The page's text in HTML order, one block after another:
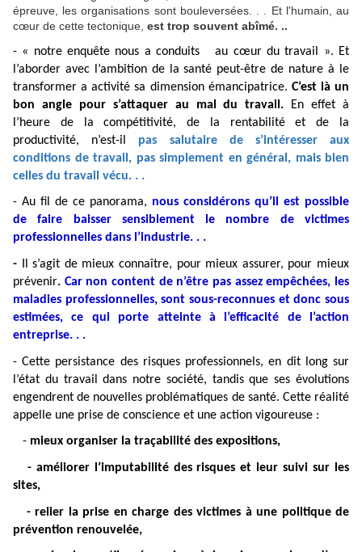
épreuve, les organisations sont bouleversées. . . Et l'humain, au
cœur de cette tectonique, est trop souvent abîmé. ..
- « notre enquête nous a conduits au cœur du travail ». Et
l’aborder avec l’ambition de la santé peut-être de nature à le
transformer a activité sa dimension émancipatrice. C’est là un
bon angle pour s’attaquer au mal du travail.
En effet à
l’heure de la compétitivité, de la rentabilité et de la
productivité, n’est-il
pas salutaire de s’intéresser aux
conditions de travail, pas simplement en général, mais bien
celles du travail vécu. . .
- Au fil de ce panorama, nous considérons qu’il est possible
de faire baisser sensiblement le nombre de victimes
professionnelles dans l’industrie. . .
- Il s’agit de mieux connaître, pour mieux assurer, pour mieux
prévenir. Car non content de n’être pas assez empêchées, les
maladies professionnelles, sont sous-reconnues et donc sous
estimées, ce qui porte atteinte à l’efficacité de l’action
entreprise. . .
- Cette persistance des risques professionnels, en dit long sur
l’état du travail dans notre société, tandis que ses évolutions
engendrent de nouvelles problématiques de santé. Cette réalité
appelle une prise de conscience et une action vigoureuse :
- mieux organiser la traçabilité des expositions,
- améliorer l’imputabilité des risques et leur suivi sur les
sites,
- relier la prise en charge des victimes à une politique de
prévention renouvelée,